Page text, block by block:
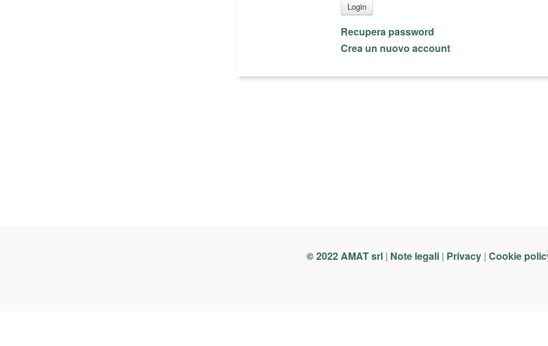
Login
Recupera password
Crea un nuovo account
© 2022 AMAT srl | Note legali | Privacy | Cookie